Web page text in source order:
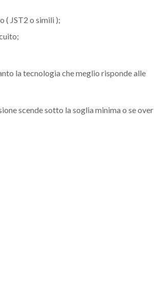
( JST2 o simili );
la tecnologia che meglio risponde alle
scende sotto la soglia minima o se over